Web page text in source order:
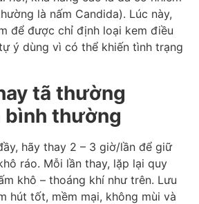
là nấm Candida). Lúc này,
để được chỉ định loại kem điều
ý dùng vì có thể khiến tình trạng
tã thường
bình thường
hãy thay 2 – 3 giờ/lần để giữ
ráo. Mỗi lần thay, lặp lại quy
khô – thoáng khí như trên. Lưu
hút tốt, mềm mại, không mùi và